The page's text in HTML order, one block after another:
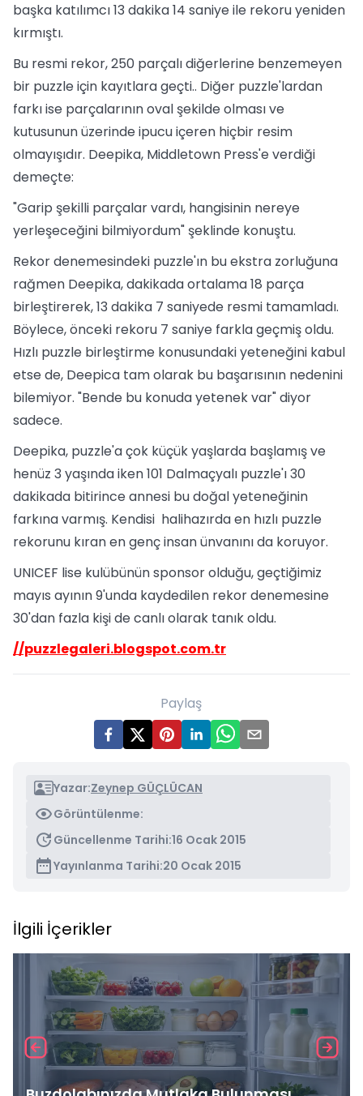
başka katılımcı 13 dakika 14 saniye ile rekoru yeniden
kırmıştı.
Bu resmi rekor, 250 parçalı diğerlerine benzemeyen
bir puzzle için kayıtlara geçti.. Diğer puzzle'lardan
farkı ise parçalarının oval şekilde olması ve
kutusunun üzerinde ipucu içeren hiçbir resim
olmayışıdır. Deepika, Middletown Press'e verdiği
demeçte:
"Garip şekilli parçalar vardı, hangisinin nereye
yerleşeceğini bilmiyordum" şeklinde konuştu.
Rekor denemesindeki puzzle'ın bu ekstra zorluğuna
rağmen Deepika, dakikada ortalama 18 parça
birleştirerek, 13 dakika 7 saniyede resmi tamamladı.
Böylece, önceki rekoru 7 saniye farkla geçmiş oldu.
Hızlı puzzle birleştirme konusundaki yeteneğini kabul
etse de, Deepica tam olarak bu başarısının nedenini
bilemiyor. "Bende bu konuda yetenek var" diyor
sadece.
Deepika, puzzle'a çok küçük yaşlarda başlamış ve
henüz 3 yaşında iken 101 Dalmaçyalı puzzle'ı 30
dakikada bitirince annesi bu doğal yeteneğinin
farkına varmış. Kendisi halihazırda en hızlı puzzle
rekorunu kıran en genç insan ünvanını da koruyor.
UNICEF lise kulübünün sponsor olduğu, geçtiğimiz
mayıs ayının 9'unda kaydedilen rekor denemesine
30'dan fazla kişi de canlı olarak tanık oldu.
//puzzlegaleri.blogspot.com.tr
Paylaş
Yazar:Zeynep GÜÇLÜCAN
Görüntülenme:
Güncellenme Tarihi:16 Ocak 2015
Yayınlanma Tarihi:20 Ocak 2015
İlgili İçerikler